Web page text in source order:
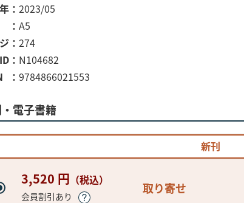
2023/05
A5
274
N104682
9784866021553
電子書籍
新刊
3,520 円 （税込）
会員割引あり
取り寄せ